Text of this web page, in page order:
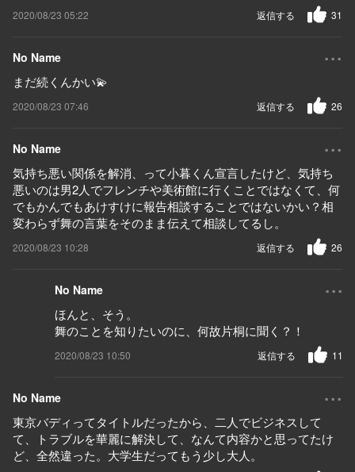
2020/08/23 05:22 31
返信する
No Name ...
まだ続くんかい💫
2020/08/23 07:46 26
返信する
No Name ...
気持ち悪い関係を解消、って小暮くん宣言したけど、気持ち
悪いのは男2人でフレンチや美術館に行くことではなくて、何
でもかんでもあけすけに報告相談することではないかい？相
変わらず舞の言葉をそのまま伝えて相談してるし。
2020/08/23 10:28 26
返信する
No Name ...
ほんと、そう。
舞のことを知りたいのに、何故片桐に聞く？！
2020/08/23 10:50 11
返信する
No Name ...
東京バディってタイトルだったから、二人でビジネスして
て、トラブルを華麗に解決して、なんて内容かと思ってたけ
ど、全然違った。大学生だってもう少し大人。